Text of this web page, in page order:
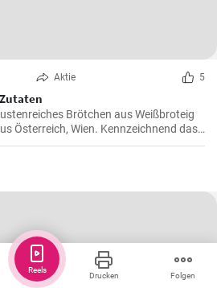
Aktie 5
Brötchen aus Weißbroteig
Österreich, Wien. Kennzeichnend das
Semmel durch Falten des Teigstücks
Drucken Folgen
Reels